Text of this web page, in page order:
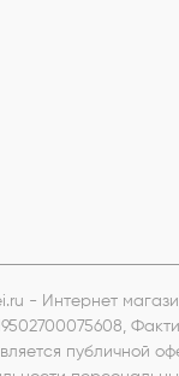
- Интернет
публичной